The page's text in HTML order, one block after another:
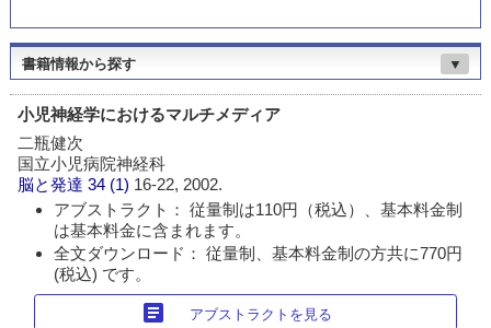
書籍情報から探す ▼
小児神経学におけるマルチメディア
二瓶健次
国立小児病院神経科
脳と発達 34 (1) 16-22, 2002.
アブストラクト： 従量制は110円（税込）、基本料金制
は基本料金に含まれます。
全文ダウンロード： 従量制、基本料金制の方共に770円
(税込) です。
article アブストラクトを見る